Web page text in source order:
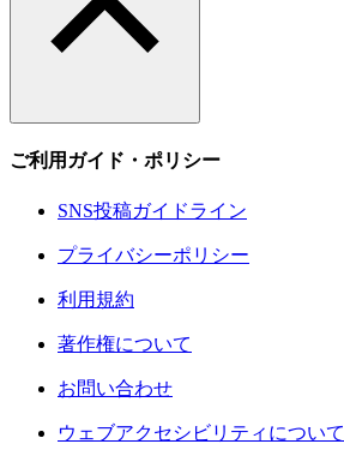
ご利用ガイド・ポリシー
SNS投稿ガイドライン
プライバシーポリシー
利用規約
著作権について
お問い合わせ
ウェブアクセシビリティについて